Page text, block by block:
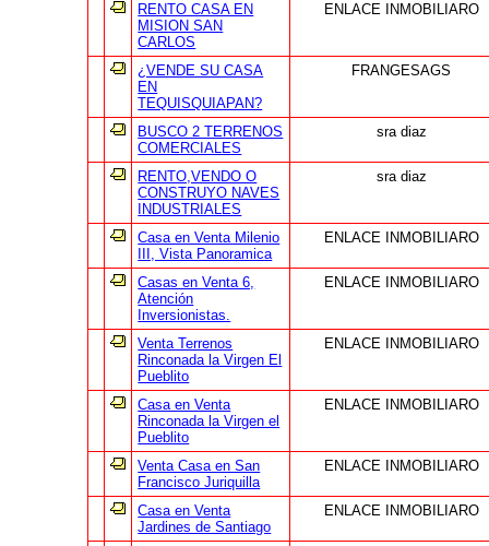
RENTO CASA EN
MISION SAN
CARLOS
ENLACE INMOBILIARO
¿VENDE SU CASA
EN
TEQUISQUIAPAN?
FRANGESAGS
BUSCO 2 TERRENOS
COMERCIALES
sra diaz
RENTO,VENDO O
CONSTRUYO NAVES
INDUSTRIALES
sra diaz
Casa en Venta Milenio
III, Vista Panoramica
ENLACE INMOBILIARO
Casas en Venta 6,
Atención
Inversionistas.
ENLACE INMOBILIARO
Venta Terrenos
Rinconada la Virgen El
Pueblito
ENLACE INMOBILIARO
Casa en Venta
Rinconada la Virgen el
Pueblito
ENLACE INMOBILIARO
Venta Casa en San
Francisco Juriquilla
ENLACE INMOBILIARO
Casa en Venta
Jardines de Santiago
ENLACE INMOBILIARO